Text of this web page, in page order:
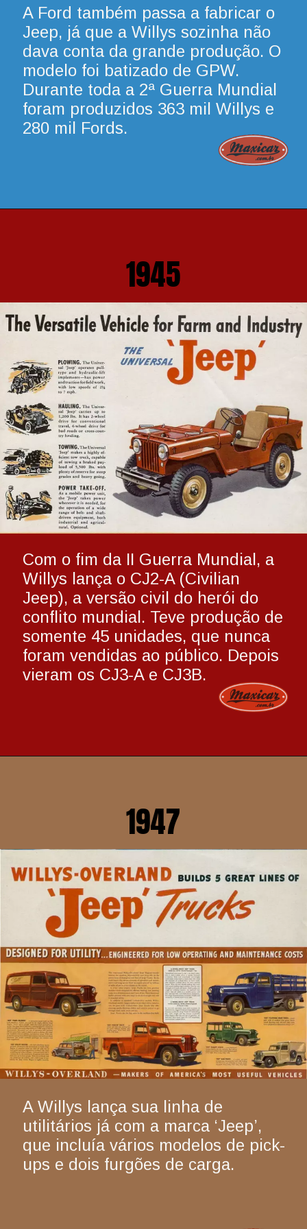
A Ford também passa a fabricar o
Jeep, já que a Willys sozinha não
dava conta da grande produção. O
modelo foi batizado de GPW.
Durante toda a 2ª Guerra Mundial
foram produzidos 363 mil Willys e
280 mil Fords.
Com o fim da II Guerra Mundial, a
Willys lança o CJ2-A (Civilian
Jeep), a versão civil do herói do
conflito mundial. Teve produção de
somente 45 unidades, que nunca
foram vendidas ao público. Depois
vieram os CJ3-A e CJ3B.
1945
A Willys lança sua linha de
utilitários já com a marca ‘Jeep’,
que incluía vários modelos de pick-
ups e dois furgões de carga.
1947